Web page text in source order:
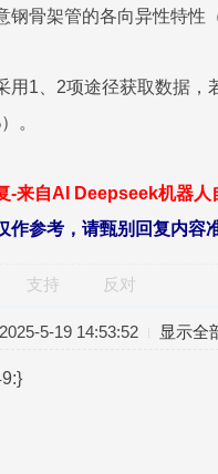
钢骨架管的各向异性特性
用1、2项途径获取数据，
）。
-来自AI Deepseek机器人
作参考，请甄别回复内容
支持 反对
5-19 14:53:52 显示全